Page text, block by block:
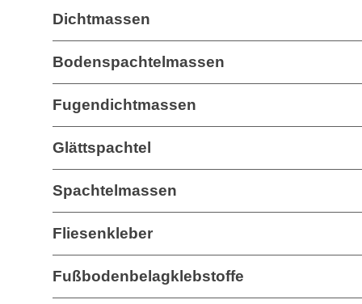
Dichtmassen
Bodenspachtelmassen
Fugendichtmassen
Glättspachtel
Spachtelmassen
Fliesenkleber
Fußbodenbelagklebstoffe